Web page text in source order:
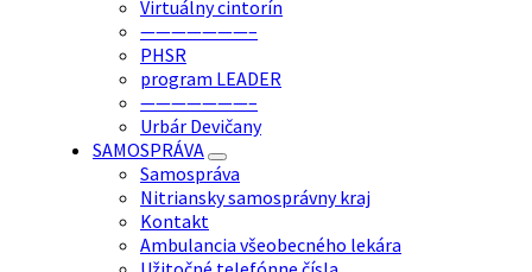
Virtuálny cintorín
———————–
PHSR
program LEADER
———————–
Urbár Devičany
SAMOSPRÁVA
Samospráva
Nitriansky samosprávny kraj
Kontakt
Ambulancia všeobecného lekára